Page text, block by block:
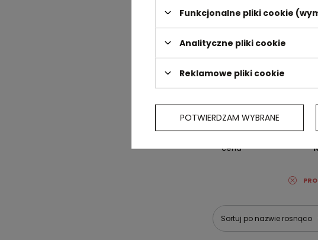
Pins K20, szary K2007
cena
Sortuj po nazwie rosnąco
Funkcjonalne pliki cookie
Analityczne pliki cookie
Reklamowe pliki cookie
POTWIERDZAM WYBRANE